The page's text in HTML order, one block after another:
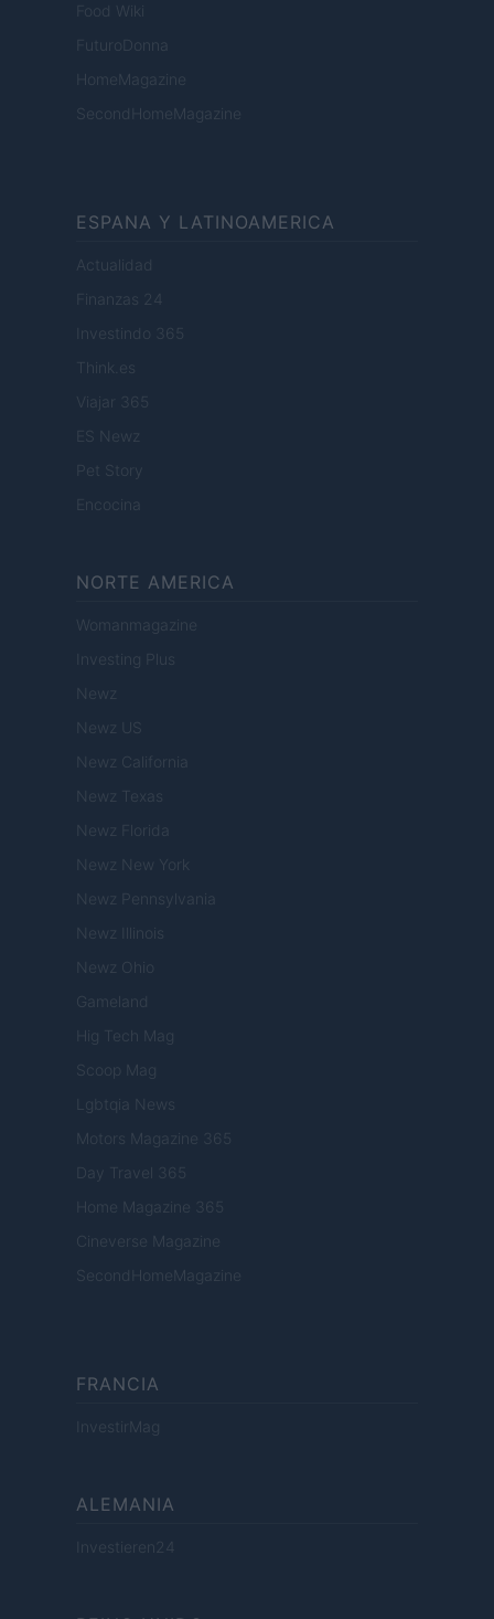
Food Wiki
FuturoDonna
HomeMagazine
SecondHomeMagazine
ESPANA Y LATINOAMERICA
Actualidad
Finanzas 24
Investindo 365
Think.es
Viajar 365
ES Newz
Pet Story
Encocina
NORTE AMERICA
Womanmagazine
Investing Plus
Newz
Newz US
Newz California
Newz Texas
Newz Florida
Newz New York
Newz Pennsylvania
Newz Illinois
Newz Ohio
Gameland
Hig Tech Mag
Scoop Mag
Lgbtqia News
Motors Magazine 365
Day Travel 365
Home Magazine 365
Cineverse Magazine
SecondHomeMagazine
FRANCIA
InvestirMag
ALEMANIA
Investieren24